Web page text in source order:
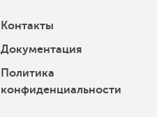
Контакты
Документация
Политика
конфиденциальности